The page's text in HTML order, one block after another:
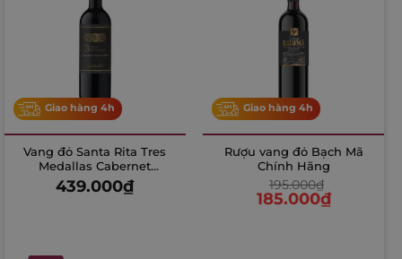
Giao hàng 4h
Vang đỏ Santa Rita Tres
Medallas Cabernet
Sauvignon
439.000₫
Giao hàng 4h
Rượu vang đỏ Bạch Mã
Chính Hãng
195.000₫
185.000₫